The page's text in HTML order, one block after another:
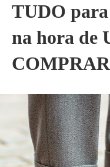
TUDO
na hora de
COMPRAR